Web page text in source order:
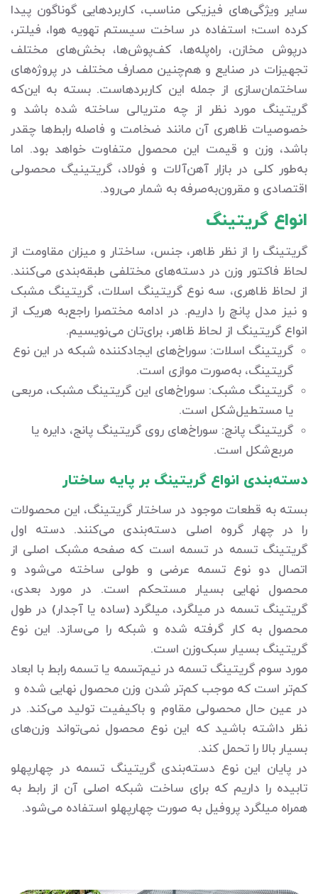
سایر ویژگی‌های فیزیکی مناسب، کاربردهایی گوناگون پیدا
کرده است؛ استفاده در ساخت سیستم تهویه هوا، فیلتر،
درپوش مخازن، راه‌پله‌ها، کف‌پوش‌ها، بخش‌های مختلف
تجهیزات در صنایع و هم‌چنین مصارف مختلف در پروژه‌های
ساختمان‌سازی از جمله این کاربردهاست. بسته به این‌که
گریتینگ مورد نظر از چه متریالی ساخته شده باشد و
خصوصیات ظاهری آن مانند ضخامت و فاصله رابط‌ها چقدر
باشد، وزن و قیمت این محصول متفاوت خواهد بود. اما
به‌طور کلی در بازار آهن‌آلات و فولاد، گریتینیگ محصولی
اقتصادی و مقرون‌به‌صرفه به شمار می‌رود.
انواع گریتینگ
گریتینگ را از نظر ظاهر، جنس، ساختار و میزان مقاومت از
لحاظ فاکتور وزن در دسته‌های مختلفی طبقه‌بندی می‌کنند.
از لحاظ ظاهری، سه نوع گریتینگ اسلات، گریتینگ مشبک
و نیز مدل پانچ را داریم. در ادامه مختصرا راجع‌به هریک از
انواع گریتینگ از لحاظ ظاهر، برای‌تان می‌نویسیم.
گریتینگ اسلات: سوراخ‌های ایجادکننده شبکه در این نوع
گریتینگ، به‌صورت موازی است.
گریتینگ مشبک: سوراخ‌های این گریتینگ مشبک، مربعی
یا مستطیل‌شکل است.
گریتینگ پانچ: سوراخ‌های روی گریتینگ پانج، دایره یا
مربع‌شکل است.
دسته‌بندی انواع گریتینگ بر پایه ساختار
بسته به قطعات موجود در ساختار گریتینگ، این محصولات
را در چهار گروه اصلی دسته‌بندی می‌کنند. دسته اول
گریتینگ تسمه در تسمه است که صفحه مشبک اصلی از
اتصال دو نوع تسمه عرضی و طولی ساخته می‌شود و
محصول نهایی بسیار مستحکم است. در مورد بعدی،
گریتینگ تسمه در میلگرد، میلگرد (ساده یا آجدار) در طول
محصول به کار گرفته شده و شبکه را می‌سازد. این نوع
گریتینگ بسیار سبک‌وزن است.
مورد سوم گریتینگ تسمه در نیم‌تسمه یا تسمه رابط با ابعاد
کم‌تر است که موجب کم‌تر شدن وزن محصول نهایی شده و
در عین حال محصولی مقاوم و باکیفیت تولید می‌کند. در
نظر داشته باشید که این نوع محصول نمی‌تواند وزن‌های
بسیار بالا را تحمل کند.
در پایان این نوع دسته‌بندی گریتینگ تسمه در چهارپهلو
تابیده را داریم که برای ساخت شبکه اصلی آن از رابط به
همراه میلگرد پروفیل به صورت چهارپهلو استفاده می‌شود.